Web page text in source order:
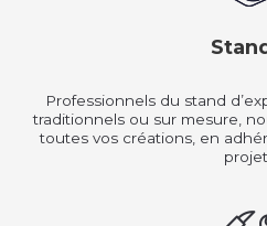
Professionnels du stand
traditionnels ou sur mesure,
toutes vos créations, en
projet.